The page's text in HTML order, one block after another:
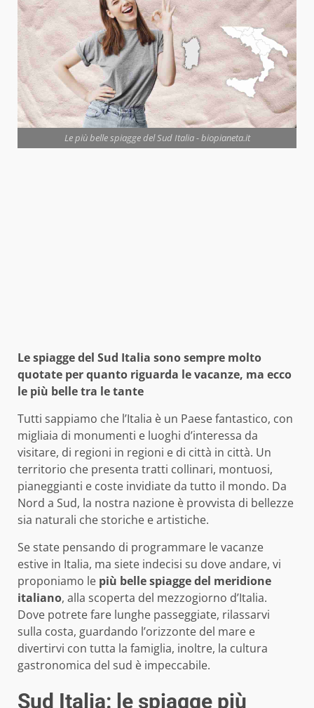
Le più belle spiagge del Sud Italia - biopianeta.it
Le spiagge del Sud Italia sono sempre molto
quotate per quanto riguarda le vacanze, ma ecco
le più belle tra le tante
Tutti sappiamo che l’Italia è un Paese fantastico, con
migliaia di monumenti e luoghi d’interessa da
visitare, di regioni in regioni e di città in città. Un
territorio che presenta tratti collinari, montuosi,
pianeggianti e coste invidiate da tutto il mondo. Da
Nord a Sud, la nostra nazione è provvista di bellezze
sia naturali che storiche e artistiche.
Se state pensando di programmare le vacanze
estive in Italia, ma siete indecisi su dove andare, vi
proponiamo le più belle spiagge del meridione
italiano, alla scoperta del mezzogiorno d’Italia.
Dove potrete fare lunghe passeggiate, rilassarvi
sulla costa, guardando l’orizzonte del mare e
divertirvi con tutta la famiglia, inoltre, la cultura
gastronomica del sud è impeccabile.
Sud Italia: le spiagge più